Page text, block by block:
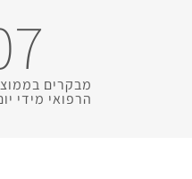
מבקרים
הרפואי מידי